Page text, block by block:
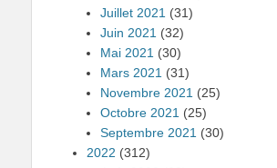
Juillet 2021 (31)
Juin 2021 (32)
Mai 2021 (30)
Mars 2021 (31)
Novembre 2021 (25)
Octobre 2021 (25)
Septembre 2021 (30)
2022 (312)